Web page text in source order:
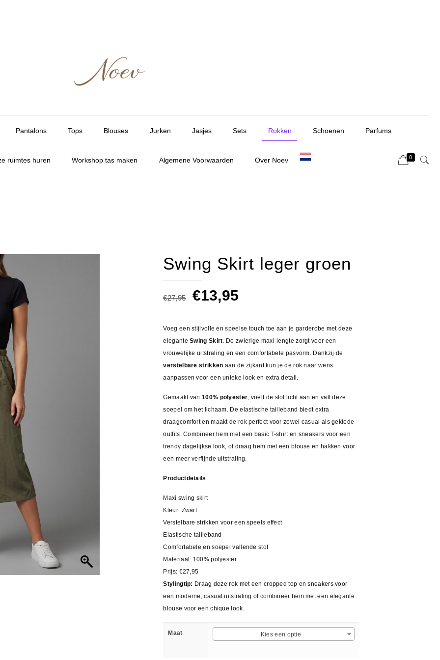
Pantalons Tops Blouses Jurken Jasjes Sets Rokken Schoenen Parfums
ruimtes huren Workshop tas maken Algemene Voorwaarden Over Noev 0
Swing Skirt leger groen
€27,95
Oorspronkelijke
was:
€27,95.
€13,95
is:
€13,95.
Voeg een stijlvolle en speelse touch toe aan je garderobe met deze
eleganteSwing Skirt. De zwierige maxi-lengte zorgt voor een
vrouwelijke uitstraling en een comfortabele pasvorm. Dankzij de
verstelbare strikken aan de zijkant kun je de rok naar wens
aanpassen voor een unieke look en extra detail.
Gemaakt van100% polyester, voelt de stof licht aan en valt deze
soepel om het lichaam. De elastische tailleband biedt extra
draagcomfort en maakt de rok perfect voor zowel casual als geklede
outfits. Combineer hem met een basic T-shirt en sneakers voor een
trendy dagelijkse look, of draag hem met een blouse en hakken voor
een meer verfijnde uitstraling.
Productdetails
Maxi swing skirt
Kleur: Zwart
Verstelbare strikken voor een speels effect
Elastische tailleband
Comfortabele en soepel vallende stof
Materiaal: 100% polyester
Prijs: €27,95
Stylingtip: Draag deze rok met een cropped top en sneakers voor
een moderne, casual uitstraling of combineer hem met een elegante
blouse voor een chique look.
Maat Kies een optie